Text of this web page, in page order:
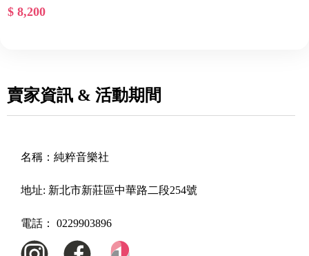
$ 8,200
賣家資訊 & 活動期間
名稱： 純粹音樂社
地址: 新北市新莊區中華路二段254號
電話： 0229903896